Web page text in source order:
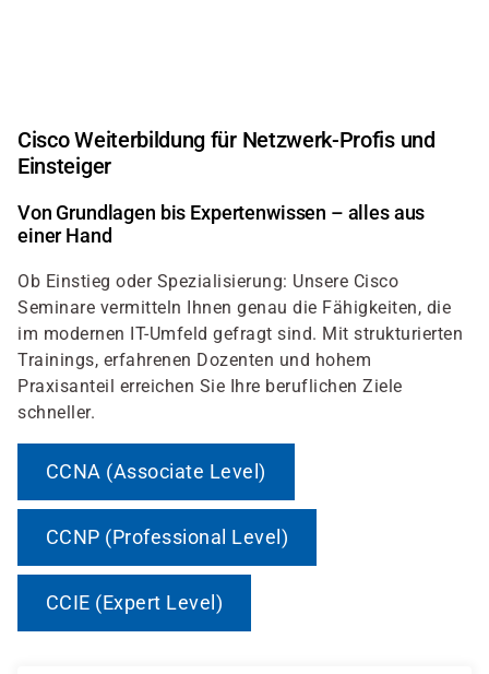
Cisco Weiterbildung für Netzwerk-Profis und
Einsteiger
Von Grundlagen bis Expertenwissen – alles aus
einer Hand
Ob Einstieg oder Spezialisierung: Unsere Cisco
Seminare vermitteln Ihnen genau die Fähigkeiten, die
im modernen IT-Umfeld gefragt sind. Mit strukturierten
Trainings, erfahrenen Dozenten und hohem
Praxisanteil erreichen Sie Ihre beruflichen Ziele
schneller.
CCNA (Associate Level)
CCNP (Professional Level)
CCIE (Expert Level)